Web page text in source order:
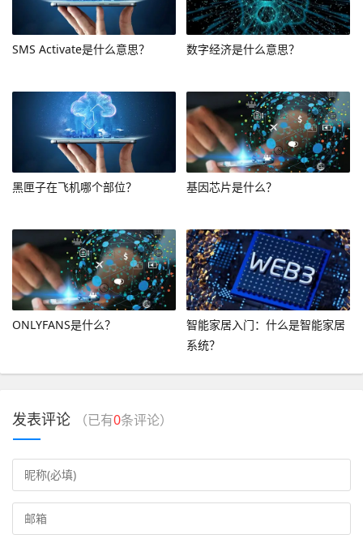
SMS Activate是什么意思？ 数字经济是什么意思？
黑匣子在飞机哪个部位？ 基因芯片是什么？
ONLYFANS是什么？
智能家居入门：什么是智能家居
系统？
发表评论 （已有0条评论）